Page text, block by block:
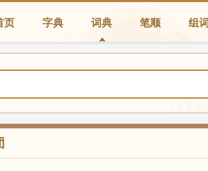
页 字典 词典 笔顺 组词